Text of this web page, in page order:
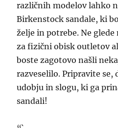
različnih modelov lahko
Birkenstock sandale, ki
želje in potrebe. Ne
za fizični obisk outletov
boste zagotovo našli
razveselilo. Pripravite se,
udobju in slogu, ki ga
sandali!
“`